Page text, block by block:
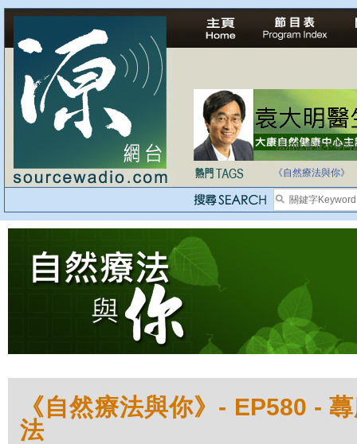
法治社會並不等同
自家教育合法化-
《自然療法與你》
《自然療法與你》- EP580 -
法